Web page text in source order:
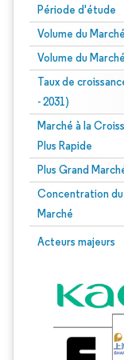
Période d'étude
Volume du
Volume du
Taux de
- 2031)
Marché à la
Plus Rapide
Plus Grand
Concentration du
Marché
Acteurs majeurs
Image © Mordor